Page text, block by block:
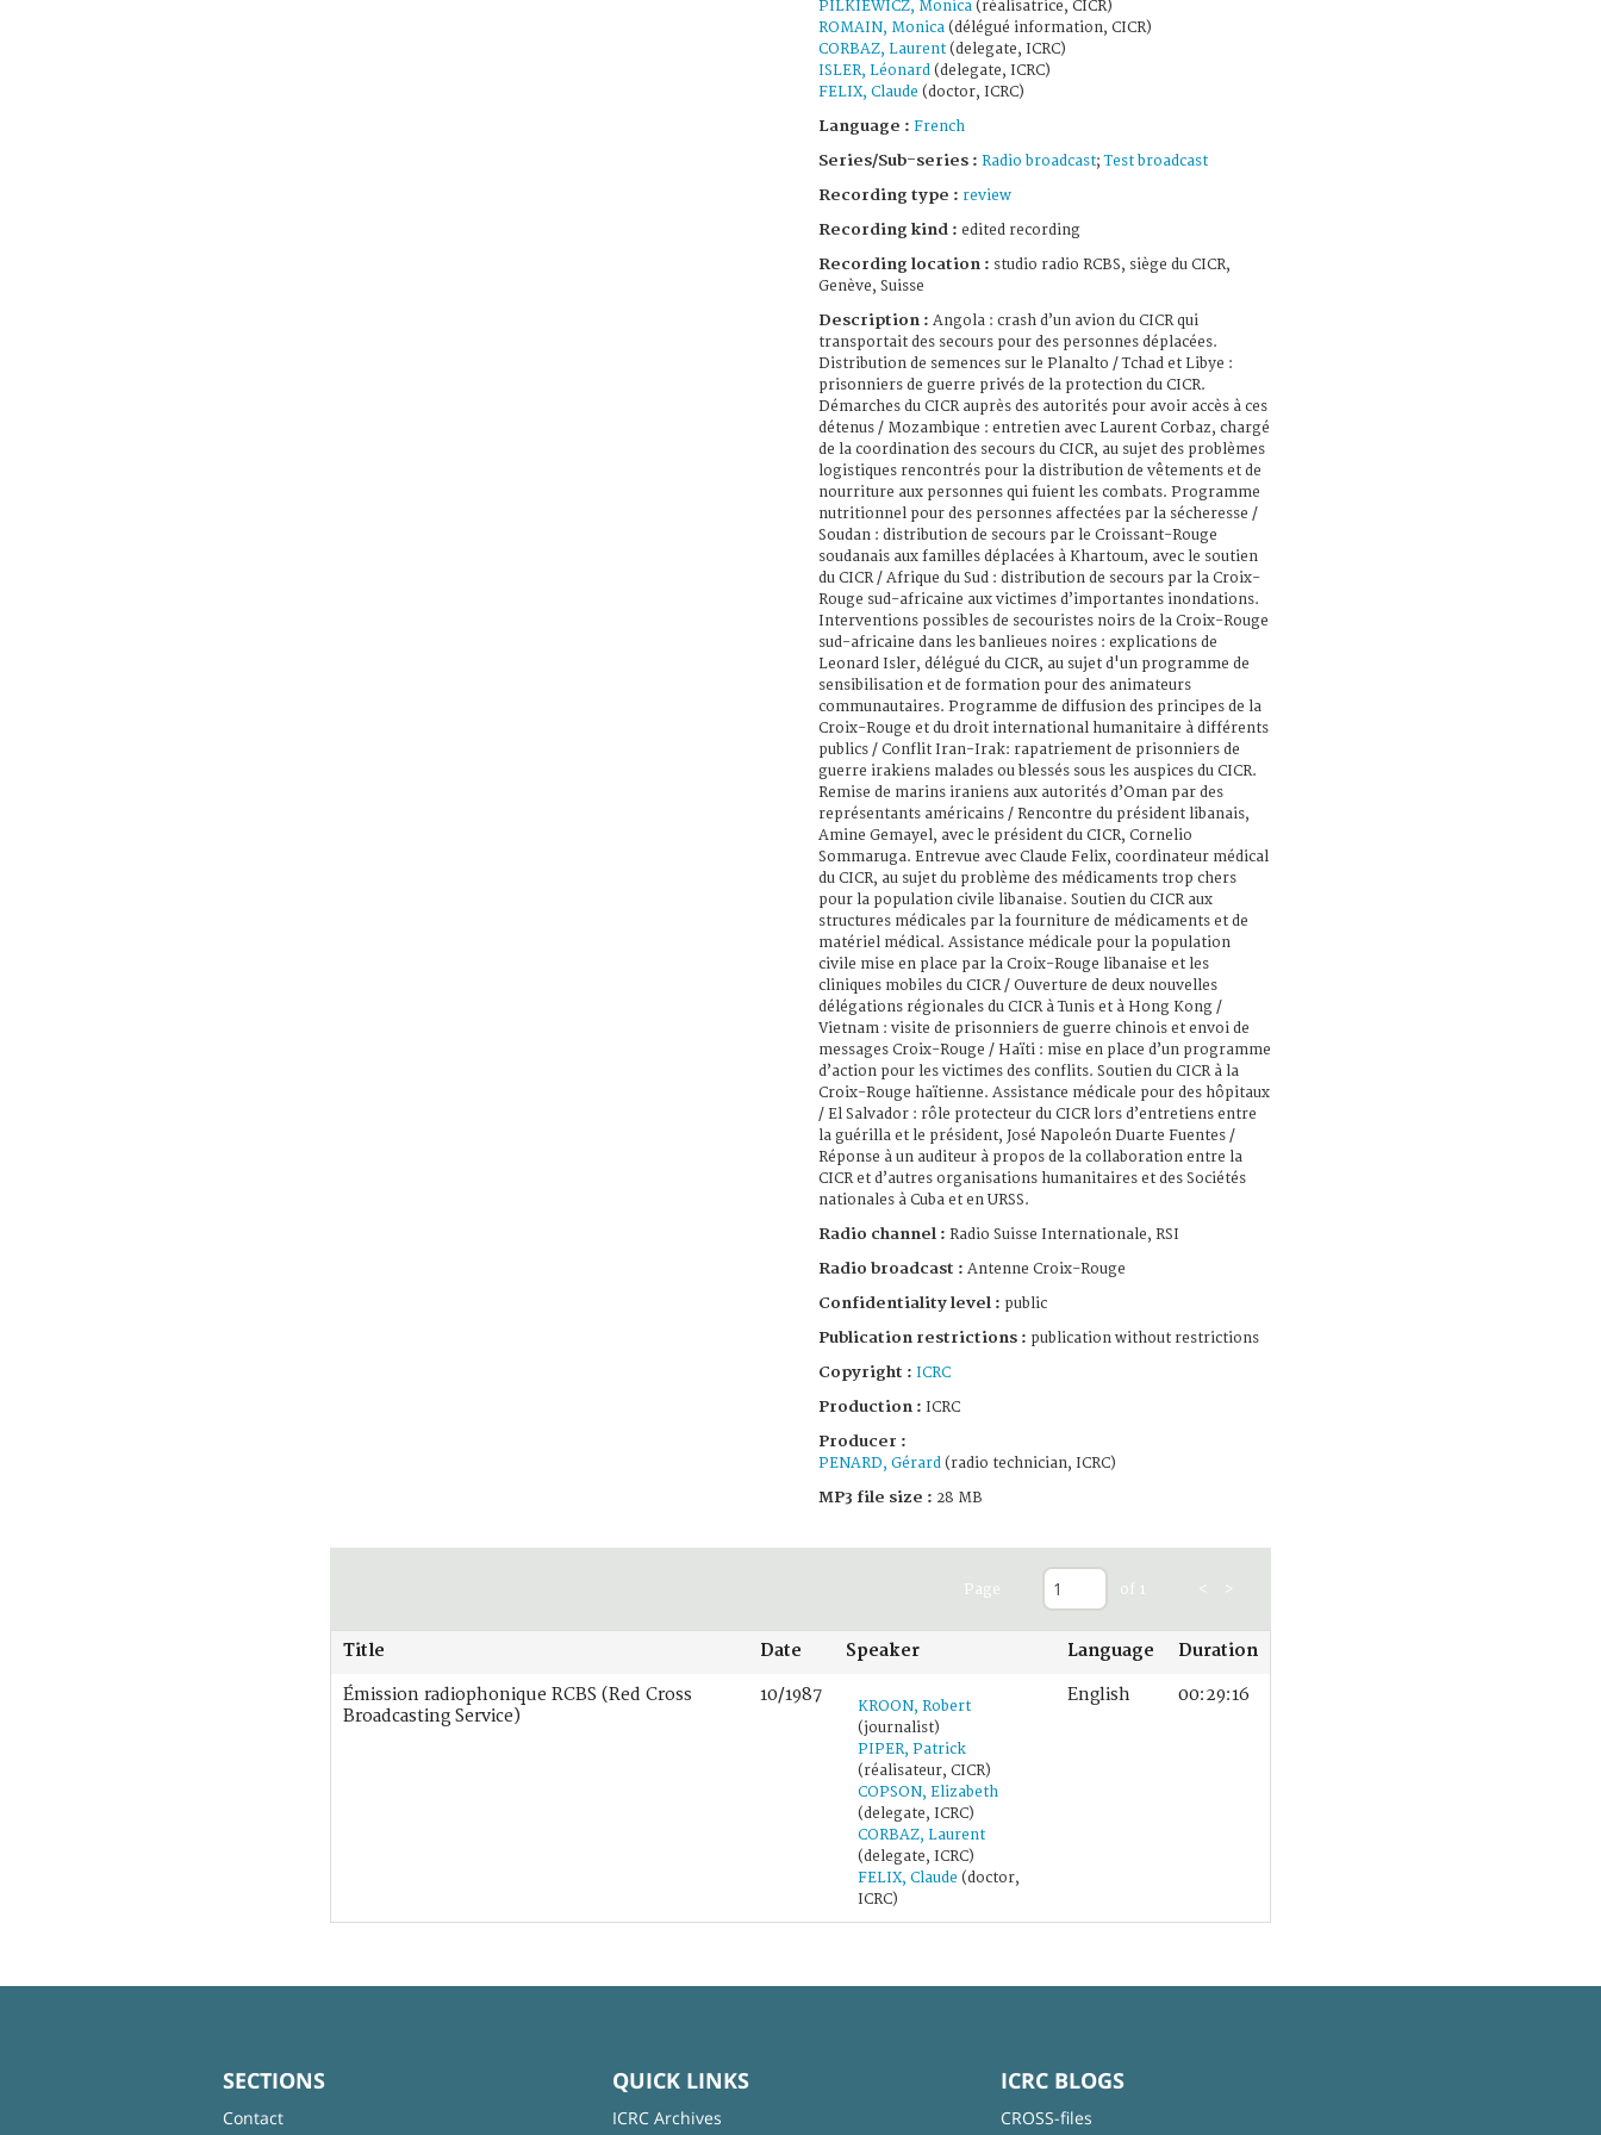
PILKIEWICZ, Monica (réalisatrice, CICR)
ROMAIN, Monica (délégué information, CICR)
CORBAZ, Laurent (delegate, ICRC)
ISLER, Léonard (delegate, ICRC)
FELIX, Claude (doctor, ICRC)
Language : French
Series/Sub-series : Radio broadcast;Test broadcast
Recording type : review
Recording kind : edited recording
Recording location : studio radio RCBS, siège du CICR,
Genève, Suisse
Description : Angola : crash d’un avion du CICR qui
transportait des secours pour des personnes déplacées.
Distribution de semences sur le Planalto / Tchad et Libye :
prisonniers de guerre privés de la protection du CICR.
Démarches du CICR auprès des autorités pour avoir accès à ces
détenus / Mozambique : entretien avec Laurent Corbaz, chargé
de la coordination des secours du CICR, au sujet des problèmes
logistiques rencontrés pour la distribution de vêtements et de
nourriture aux personnes qui fuient les combats. Programme
nutritionnel pour des personnes affectées par la sécheresse /
Soudan : distribution de secours par le Croissant-Rouge
soudanais aux familles déplacées à Khartoum, avec le soutien
du CICR / Afrique du Sud : distribution de secours par la Croix-
Rouge sud-africaine aux victimes d’importantes inondations.
Interventions possibles de secouristes noirs de la Croix-Rouge
sud-africaine dans les banlieues noires : explications de
Leonard Isler, délégué du CICR, au sujet d'un programme de
sensibilisation et de formation pour des animateurs
communautaires. Programme de diffusion des principes de la
Croix-Rouge et du droit international humanitaire à différents
publics / Conflit Iran-Irak: rapatriement de prisonniers de
guerre irakiens malades ou blessés sous les auspices du CICR.
Remise de marins iraniens aux autorités d’Oman par des
représentants américains / Rencontre du président libanais,
Amine Gemayel, avec le président du CICR, Cornelio
Sommaruga. Entrevue avec Claude Felix, coordinateur médical
du CICR, au sujet du problème des médicaments trop chers
pour la population civile libanaise. Soutien du CICR aux
structures médicales par la fourniture de médicaments et de
matériel médical. Assistance médicale pour la population
civile mise en place par la Croix-Rouge libanaise et les
cliniques mobiles du CICR / Ouverture de deux nouvelles
délégations régionales du CICR à Tunis et à Hong Kong /
Vietnam : visite de prisonniers de guerre chinois et envoi de
messages Croix-Rouge / Haïti : mise en place d’un programme
d’action pour les victimes des conflits. Soutien du CICR à la
Croix-Rouge haïtienne. Assistance médicale pour des hôpitaux
/ El Salvador : rôle protecteur du CICR lors d’entretiens entre
la guérilla et le président, José Napoleón Duarte Fuentes /
Réponse à un auditeur à propos de la collaboration entre la
CICR et d’autres organisations humanitaires et des Sociétés
nationales à Cuba et en URSS.
Radio channel : Radio Suisse Internationale, RSI
Radio broadcast : Antenne Croix-Rouge
Confidentiality level : public
Publication restrictions : publication without restrictions
Copyright : ICRC
Production : ICRC
Producer :
PENARD, Gérard (radio technician, ICRC)
MP3 file size : 28 MB
Page of 1 < >
Title Date Speaker Language Duration
Émission radiophonique RCBS (Red Cross
Broadcasting Service)
10/1987
KROON, Robert
(journalist)
PIPER, Patrick
(réalisateur, CICR)
COPSON, Elizabeth
(delegate, ICRC)
CORBAZ, Laurent
(delegate, ICRC)
FELIX, Claude (doctor,
ICRC)
English 00:29:16
SECTIONS
Contact
QUICK LINKS
ICRC Archives
ICRC BLOGS
CROSS-files